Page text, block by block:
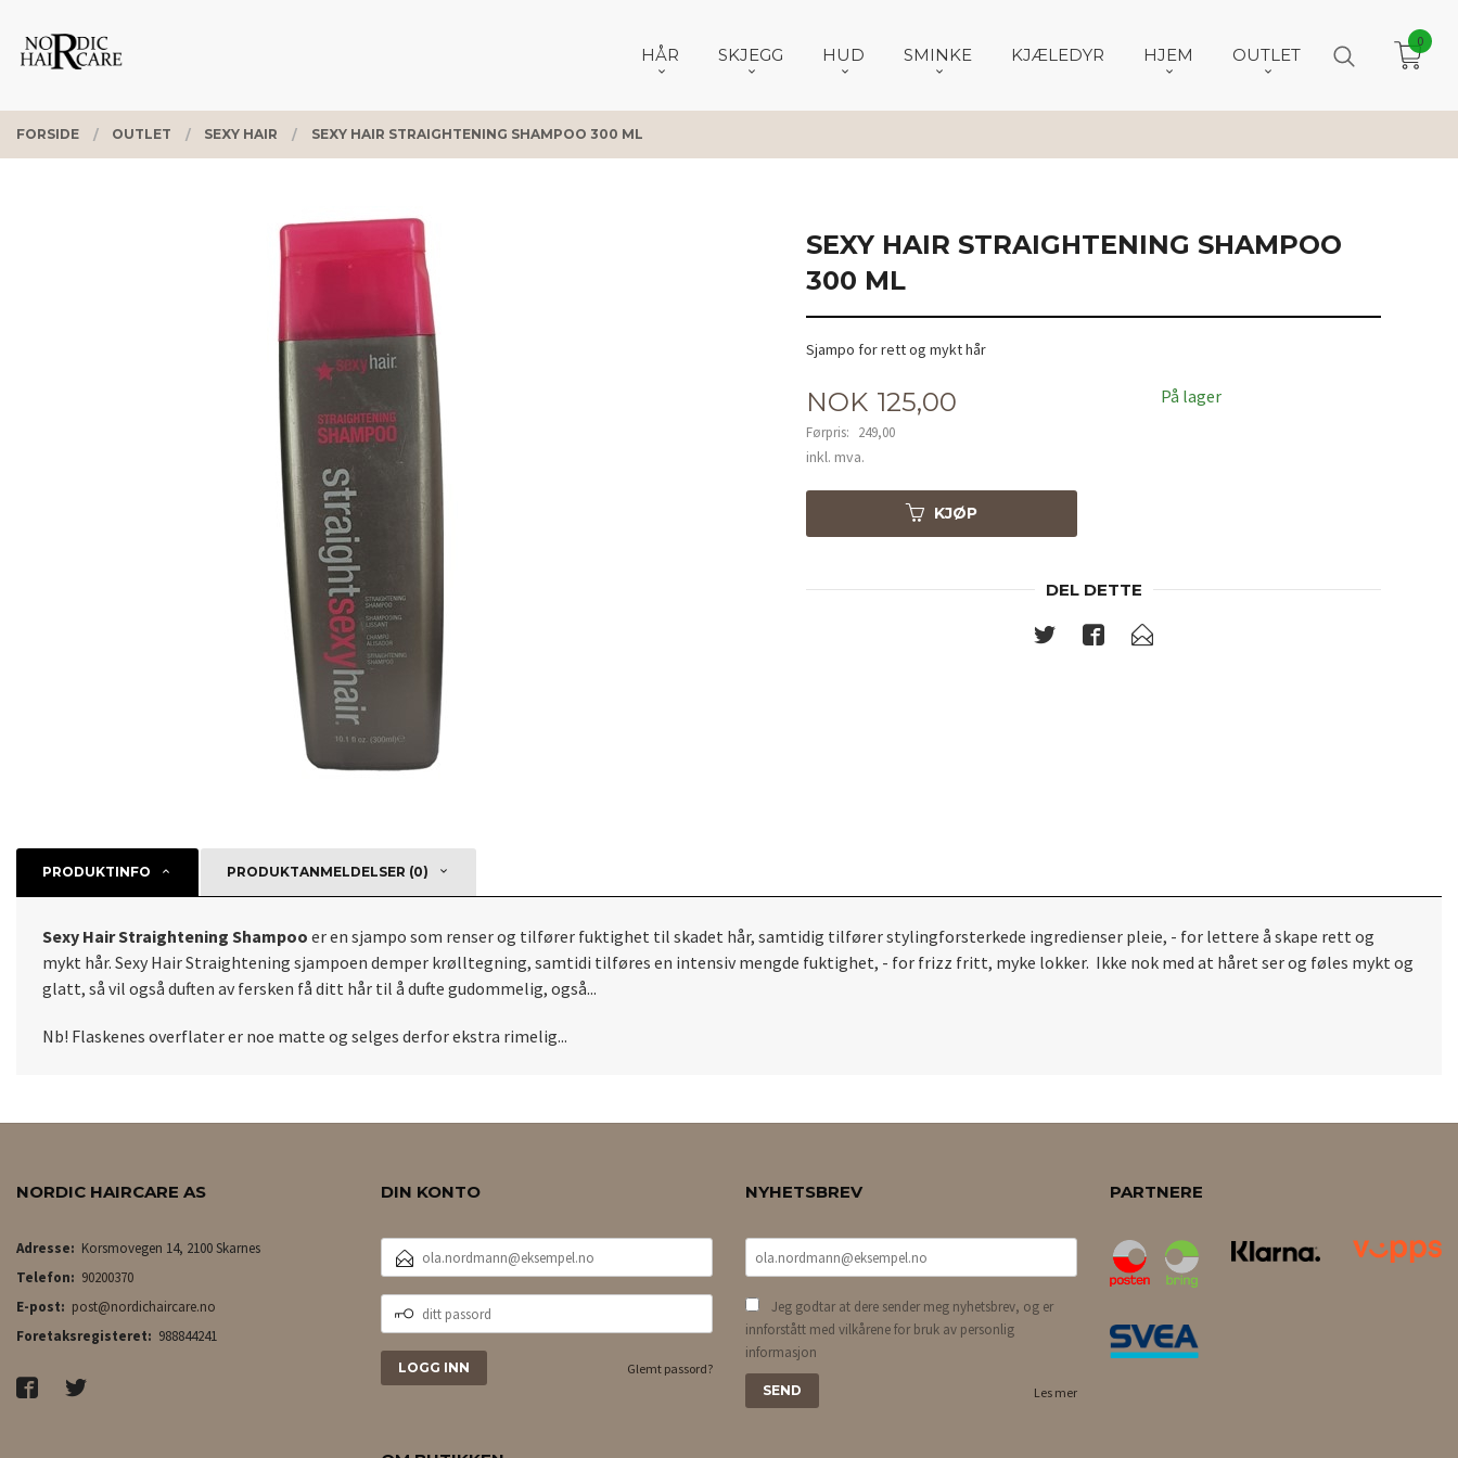
innholdet
PRODUKTER
HÅR SKJEGG HUD SMINKE KJÆLEDYR HJEM OUTLET
0
FORSIDE OUTLET SEXY HAIR SEXY HAIR STRAIGHTENING SHAMPOO 300 ML
SEXY HAIR STRAIGHTENING SHAMPOO
300 ML
Sjampo for rett og mykt hår
Tilbud
NOK 125,00
Førpris: 249,00
Rabatt
inkl. mva.
På lager
KJØP
DEL DETTE
PRODUKTINFO PRODUKTANMELDELSER (0)
Sexy Hair Straightening Shampoo er en sjampo som renser og tilfører fuktighet til skadet hår, samtidig tilfører stylingforsterkede ingredienser pleie, - for lettere å skape rett og
mykt hår. Sexy Hair Straightening sjampoen demper krølltegning, samtidi tilføres en intensiv mengde fuktighet, - for frizz fritt, myke lokker. Ikke nok med at håret ser og føles mykt og
glatt, så vil også duften av fersken få ditt hår til å dufte gudommelig, også...
Nb! Flaskenes overflater er noe matte og selges derfor ekstra rimelig...
NORDIC HAIRCARE AS
Adresse: Korsmovegen 14, 2100 Skarnes
Telefon: 90200370
E-post: post@nordichaircare.no
Foretaksregisteret: 988844241
DIN KONTO
POSTADRESSE
PASSORD
Glemt passord?
NYHETSBREV
Jeg godtar at dere sender meg nyhetsbrev, og er
innforstått med vilkårene for bruk av personlig
informasjon
Les mer
PARTNERE